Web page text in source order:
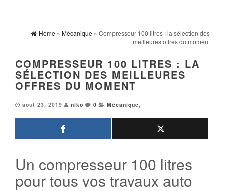
Home » Mécanique » Compresseur 100 litres : la sélection des
meilleures offres du moment
COMPRESSEUR 100 LITRES : LA
SÉLECTION DES MEILLEURES
OFFRES DU MOMENT
août 23, 2019 niko 0 Mécanique,
Un compresseur 100 litres
pour tous vos travaux auto